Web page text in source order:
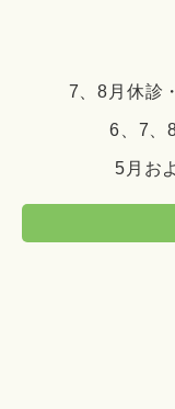
7、8月休診
6、7、
5月お